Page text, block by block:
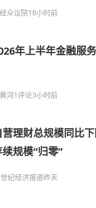
众议院18小时前
年上半年金融服
河1评论3小时前
营理财总规模同比
规模“归零”
纪经济报道昨天